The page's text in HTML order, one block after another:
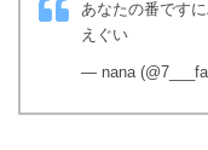
あなたの番です
えぐい
— nana